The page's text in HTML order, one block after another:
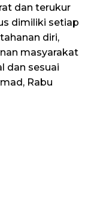
dan terukur
dimiliki setiap
diri,
masyarakat
dan sesuai
Rabu